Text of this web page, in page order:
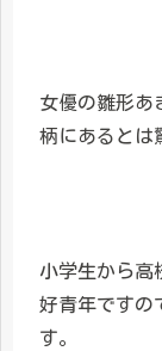
女優の雛形あ
柄にあるとは
小学生から高
好青年ですの
す。